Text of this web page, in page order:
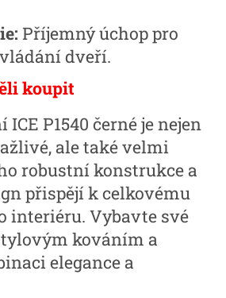
Příjemný úchop pro
dveří.
koupit
P1540 černé je nejen
ale také velmi
robustní konstrukce a
přispějí k celkovému
interiéru. Vybavte své
kováním a
elegance a